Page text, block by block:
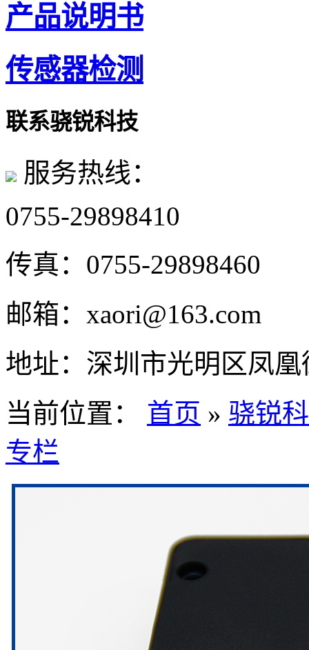
产品说明书
传感器检测
联系骁锐科技
服务热线：
0755-29898410
传真： 0755-29898460
邮箱： xaori@163.com
地址： 深圳市光明区凤
当前位置：
首页 » 骁锐
专栏